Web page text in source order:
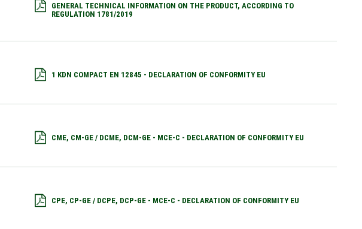
GENERAL TECHNICAL INFORMATION ON THE PRODUCT, ACCORDING TO
REGULATION 1781/2019
1 KDN COMPACT EN 12845 - DECLARATION OF CONFORMITY EU
CME, CM-GE / DCME, DCM-GE - MCE-C - DECLARATION OF CONFORMITY EU
CPE, CP-GE / DCPE, DCP-GE - MCE-C - DECLARATION OF CONFORMITY EU